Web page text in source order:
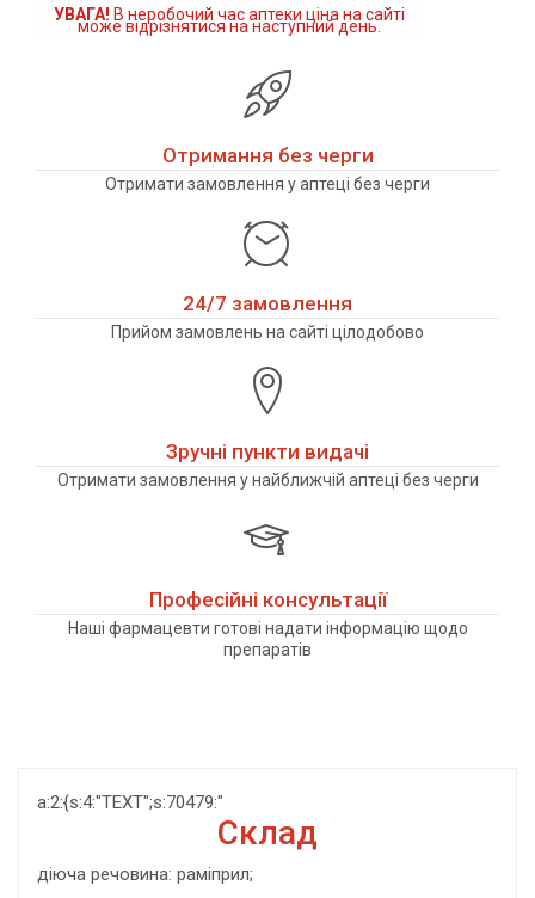
УВАГА! В неробочий час аптеки ціна на сайті
може відрізнятися на наступний день.
Отримання без черги
Отримати замовлення у аптеці без черги
24/7 замовлення
Прийом замовлень на сайті цілодобово
Зручні пункти видачі
Отримати замовлення у найближчій аптеці без черги
Професійні консультації
Наші фармацевти готові надати інформацію щодо
препаратів
a:2:{s:4:"TEXT";s:70479:"
Склад
діюча речовина: раміприл;